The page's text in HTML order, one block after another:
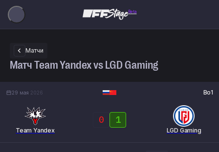
Beta
Матчи
Матч Team Yandex vs LGD Gaming
29 мая 2026 Bo1
Team Yandex
0 1
LGD Gaming